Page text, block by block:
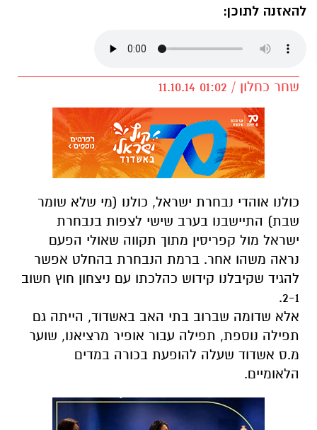
להאזנה לתוכן:
שחר כחלון / 01:02 11.10.14
כולנו אוהדי נבחרת ישראל, כולנו (מי שלא שומר
שבת) התיישבנו בערב שישי לצפות בנבחרת
ישראל מול קפריסין מתוך תקווה שאולי הפעם
נראה משהו אחר. ברמת הנבחרת בהחלט אפשר
להגיד שקיבלנו קידוש כהלכתו עם ניצחון חוץ חשוב
2-1.
אלא שדומה שברוב בתי האב באשדוד, הייתה גם
תפילה נוספת, תפילה עבור אופיר מרציאנו, שוער
מ.ס אשדוד שעלה להופעת בכורה במדים
הלאומיים.